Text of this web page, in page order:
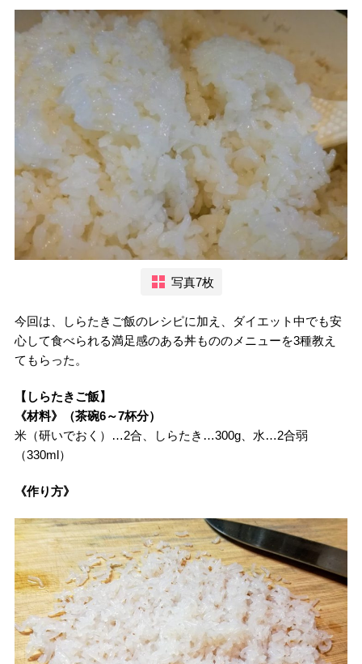
写真7枚
今回は、しらたきご飯のレシピに加え、ダイエット中でも安
心して食べられる満足感のある丼もののメニューを3種教え
てもらった。
【しらたきご飯】
《材料》（茶碗6～7杯分）
米（研いでおく）…2合、しらたき…300g、水…2合弱
（330ml）
《作り方》